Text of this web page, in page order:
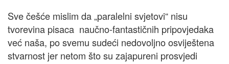
Sve češće mislim da „paralelni svjetovi“ nisu
tvorevina pisaca naučno-fantastičnih pripovjedaka
već naša, po svemu sudeći nedovoljno osviještena
stvarnost jer netom što su zajapureni prosvjedi